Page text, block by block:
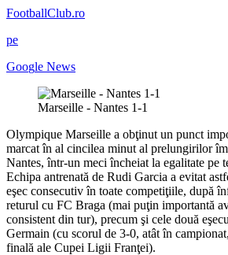
FootballClub.ro
pe
Google News
Marseille - Nantes 1-1
Olympique Marseille a obţinut un punct
marcat în al cincilea minut al prelungirilor
Nantes, într-un meci încheiat la egalitate pe
Echipa antrenată de Rudi Garcia a evitat
eşec consecutiv în toate competiţiile, după
returul cu FC Braga (mai puţin importantă
consistent din tur), precum şi cele două
Germain (cu scorul de 3-0, atât în
finală ale Cupei Ligii Franţei).